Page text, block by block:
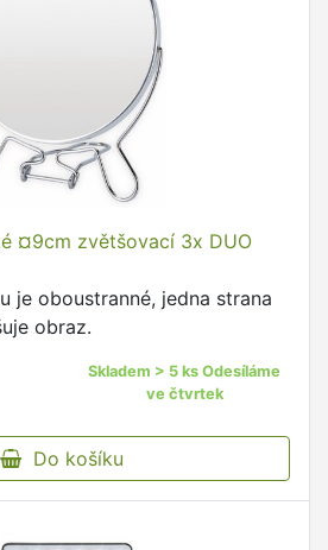
¤9cm zvětšovací 3x DUO
je oboustranné, jedna strana
obraz.
Skladem > 5 ks Odesíláme
ve čtvrtek
Do košíku